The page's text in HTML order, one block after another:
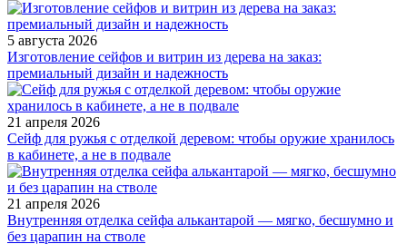
5 августа 2026
Изготовление сейфов и витрин из дерева на заказ:
премиальный дизайн и надежность
21 апреля 2026
Сейф для ружья с отделкой деревом: чтобы оружие хранилось
в кабинете, а не в подвале
21 апреля 2026
Внутренняя отделка сейфа алькантарой — мягко, бесшумно и
без царапин на стволе